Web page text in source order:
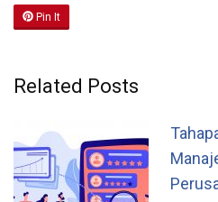
Pin It
Related Posts